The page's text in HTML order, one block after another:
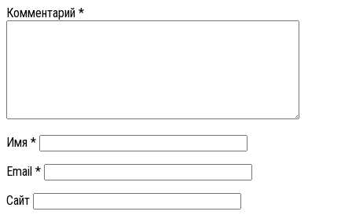
Комментарий *
Имя *
Email *
Сайт